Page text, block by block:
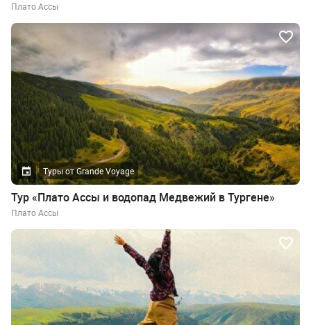
Плато Ассы
Туры от Grande Voyage
Тур «Плато Ассы и водопад Медвежий в Тургене»
Плато Ассы